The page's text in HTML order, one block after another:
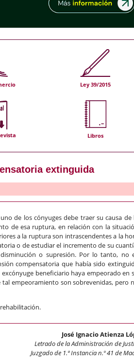
Ley 39/2015
Libros
extinguida
de los cónyuges debe traer su causa de
de esa ruptura, en relación con la
a la ruptura son intrascendentes a la
o de estudiar el incremento de su
o supresión. Por lo tanto, no
compensatoria que había sido
beneficiario haya empeorado en
empeoramiento son sobrevenidas, pero
José Ignacio Atienza
Letrado de la Administración de
Juzgado de 1.ª Instancia n.º 41 de